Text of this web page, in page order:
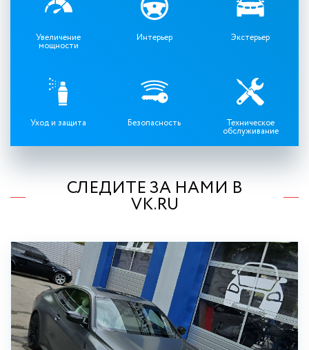
Увеличение
мощности
Интерьер Экстерьер
Уход и защита Безопасность Техническое
обслуживание
СЛЕДИТЕ ЗА НАМИ В
VK.RU